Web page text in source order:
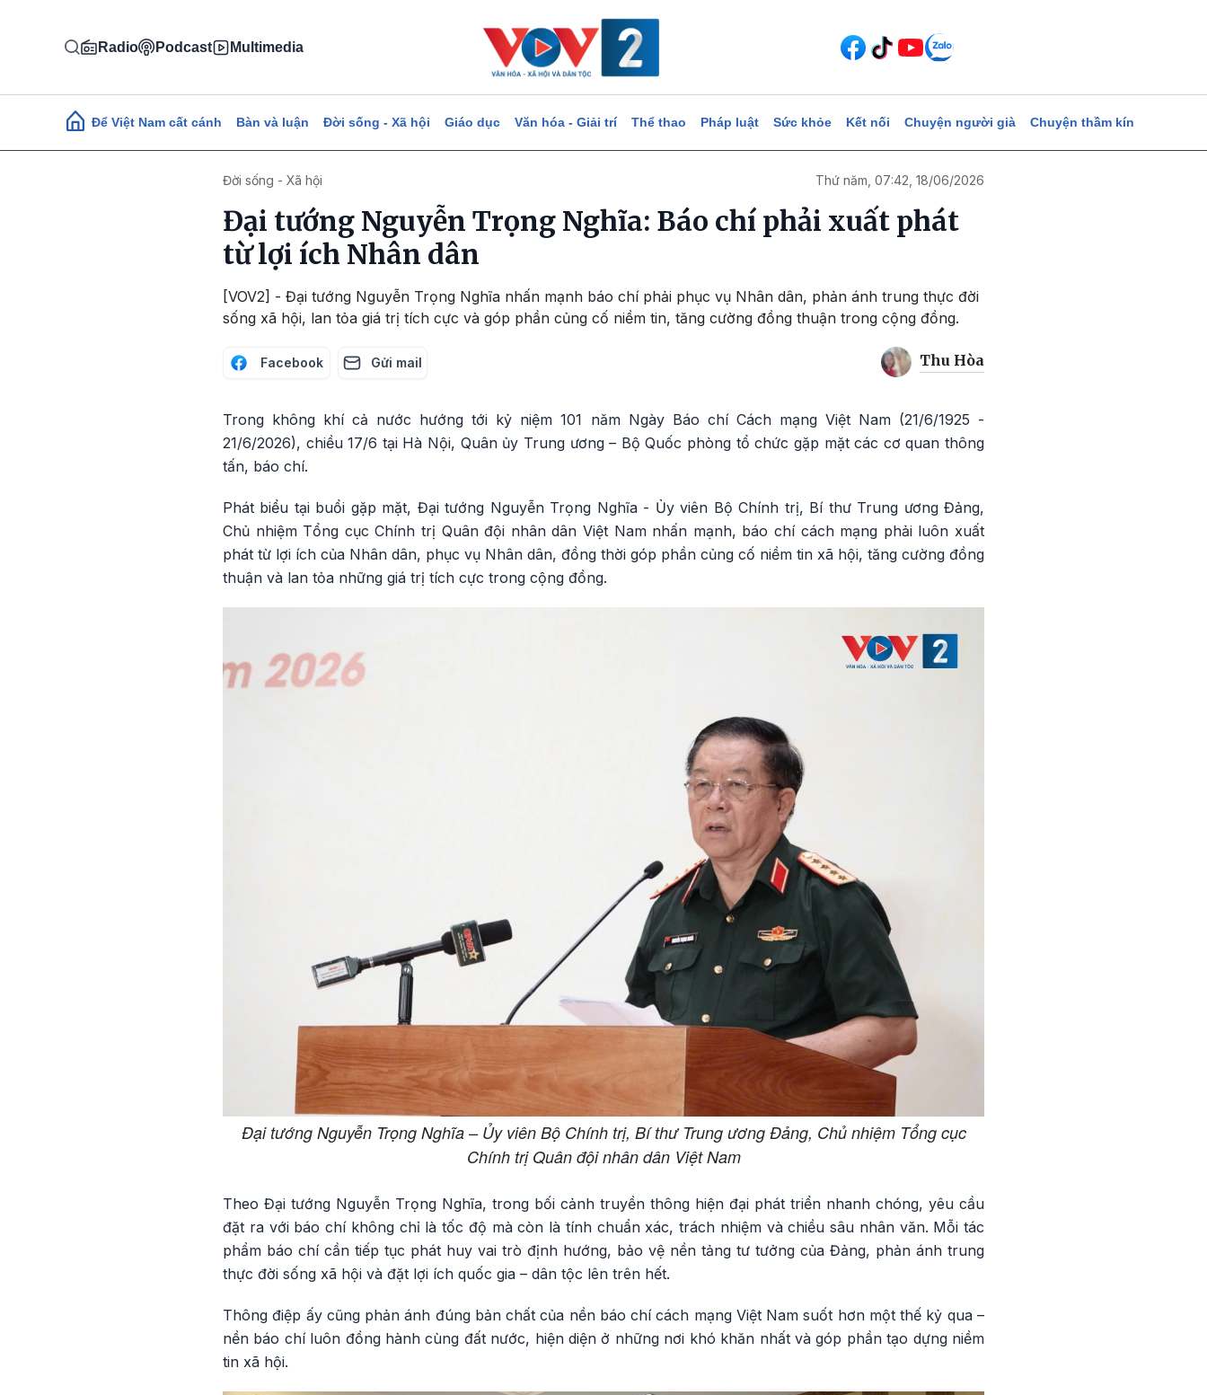
Radio Podcast Multimedia
Main navigation
Để Việt Nam cất cánh Bàn và luận Đời sống - Xã hội Giáo dục Văn hóa - Giải trí Thể thao Pháp luật Sức khỏe Kết nối Chuyện người già Chuyện thầm kín
Đời sống - Xã hội Thứ năm, 07:42, 18/06/2026
Đại tướng Nguyễn Trọng Nghĩa: Báo chí phải xuất phát
từ lợi ích Nhân dân
[VOV2] - Đại tướng Nguyễn Trọng Nghĩa nhấn mạnh báo chí phải phục vụ Nhân dân, phản ánh trung thực đời
sống xã hội, lan tỏa giá trị tích cực và góp phần củng cố niềm tin, tăng cường đồng thuận trong cộng đồng.
Facebook Gửi mail Thu Hòa
Trong không khí cả nước hướng tới kỷ niệm 101 năm Ngày Báo chí Cách mạng Việt Nam (21/6/1925 -
21/6/2026), chiều 17/6 tại Hà Nội, Quân ủy Trung ương – Bộ Quốc phòng tổ chức gặp mặt các cơ quan thông
tấn, báo chí.
Phát biểu tại buổi gặp mặt, Đại tướng Nguyễn Trọng Nghĩa - Ủy viên Bộ Chính trị, Bí thư Trung ương Đảng,
Chủ nhiệm Tổng cục Chính trị Quân đội nhân dân Việt Nam nhấn mạnh, báo chí cách mạng phải luôn xuất
phát từ lợi ích của Nhân dân, phục vụ Nhân dân, đồng thời góp phần củng cố niềm tin xã hội, tăng cường đồng
thuận và lan tỏa những giá trị tích cực trong cộng đồng.
Đại tướng Nguyễn Trọng Nghĩa – Ủy viên Bộ Chính trị, Bí thư Trung ương Đảng, Chủ nhiệm Tổng cục
Chính trị Quân đội nhân dân Việt Nam
Theo Đại tướng Nguyễn Trọng Nghĩa, trong bối cảnh truyền thông hiện đại phát triển nhanh chóng, yêu cầu
đặt ra với báo chí không chỉ là tốc độ mà còn là tính chuẩn xác, trách nhiệm và chiều sâu nhân văn. Mỗi tác
phẩm báo chí cần tiếp tục phát huy vai trò định hướng, bảo vệ nền tảng tư tưởng của Đảng, phản ánh trung
thực đời sống xã hội và đặt lợi ích quốc gia – dân tộc lên trên hết.
Thông điệp ấy cũng phản ánh đúng bản chất của nền báo chí cách mạng Việt Nam suốt hơn một thế kỷ qua –
nền báo chí luôn đồng hành cùng đất nước, hiện diện ở những nơi khó khăn nhất và góp phần tạo dựng niềm
tin xã hội.